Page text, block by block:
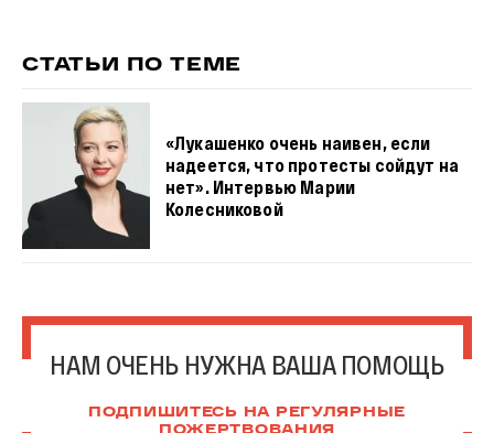
СТАТЬИ ПО ТЕМЕ
«Лукашенко очень наивен, если
надеется, что протесты сойдут на
нет». Интервью Марии
Колесниковой
НАМ ОЧЕНЬ НУЖНА ВАША ПОМОЩЬ
ПОДПИШИТЕСЬ НА РЕГУЛЯРНЫЕ